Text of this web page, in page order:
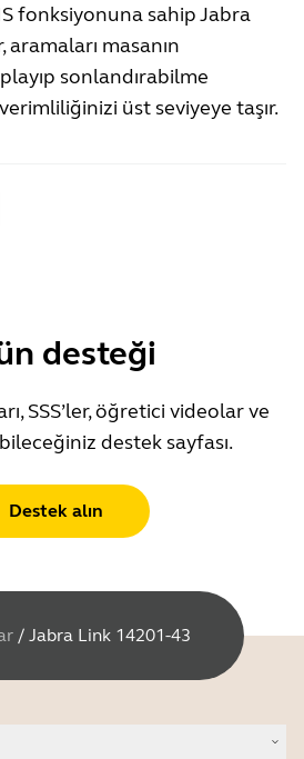
fonksiyonuna sahip Jabra
aramaları masanın
sonlandırabilme
üst seviyeye taşır.
desteği
SSS’ler, öğretici videolar ve
destek sayfası.
Destek alın
/ Jabra Link 14201-43